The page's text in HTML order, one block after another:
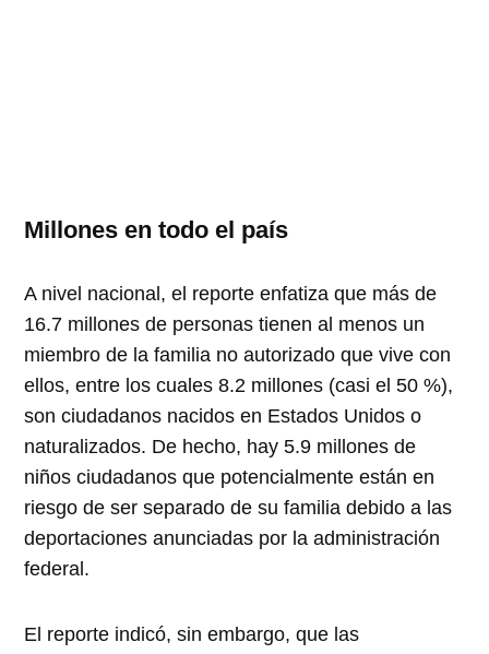
Millones en todo el país
A nivel nacional, el reporte enfatiza que más de
16.7 millones de personas tienen al menos un
miembro de la familia no autorizado que vive con
ellos, entre los cuales 8.2 millones (casi el 50 %),
son ciudadanos nacidos en Estados Unidos o
naturalizados. De hecho, hay 5.9 millones de
niños ciudadanos que potencialmente están en
riesgo de ser separado de su familia debido a las
deportaciones anunciadas por la administración
federal.
El reporte indicó, sin embargo, que las